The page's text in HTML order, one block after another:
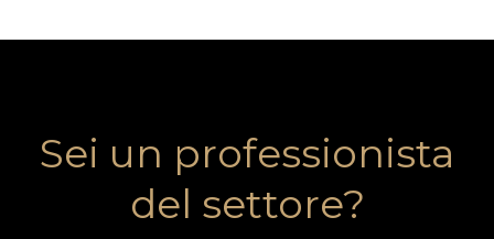
Sei un professionista
del settore?